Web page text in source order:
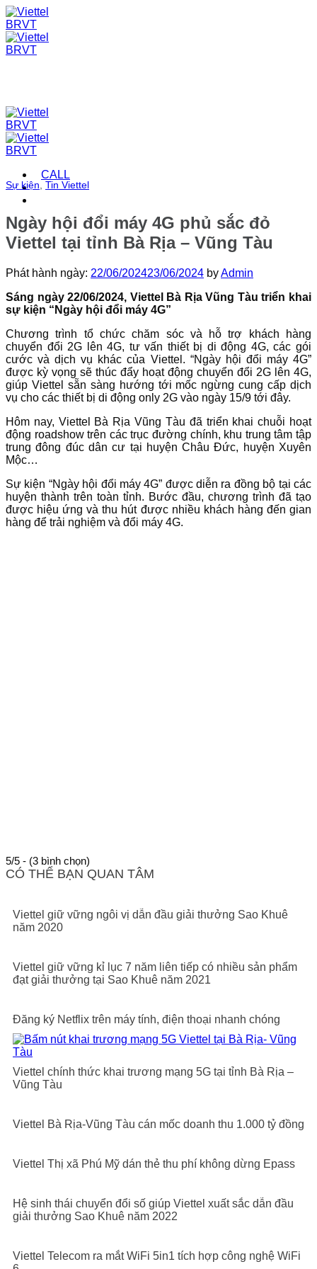
Skip
to
content
CALL
Sự kiện Tin Viettel
Ngày hội đổi máy 4G phủ sắc đỏ
Viettel tại tỉnh Bà Rịa – Vũng Tàu
Phát hành ngày: 22/06/202423/06/2024 byAdmin
Sáng ngày 22/06/2024, Viettel Bà Rịa Vũng Tàu triển khai
sự kiện “Ngày hội đổi máy 4G”
Chương trình tổ chức chăm sóc và hỗ trợ khách hàng
chuyển đổi 2G lên 4G, tư vấn thiết bị di động 4G, các gói
cước và dịch vụ khác của Viettel. “Ngày hội đổi máy 4G”
được kỳ vọng sẽ thúc đẩy hoạt động chuyển đổi 2G lên 4G,
giúp Viettel sẵn sàng hướng tới mốc ngừng cung cấp dịch
vụ cho các thiết bị di động only 2G vào ngày 15/9 tới đây.
Hôm nay, Viettel Bà Rịa Vũng Tàu đã triển khai chuỗi hoạt
động roadshow trên các trục đường chính, khu trung tâm tập
trung đông đúc dân cư tại huyện Châu Đức, huyện Xuyên
Mộc…
Sự kiện “Ngày hội đổi máy 4G” được diễn ra đồng bộ tại các
huyện thành trên toàn tỉnh. Bước đầu, chương trình đã tạo
được hiệu ứng và thu hút được nhiều khách hàng đến gian
hàng để trải nghiệm và đổi máy 4G.
5/5 - (3 bình chọn)
CÓ THỂ BẠN QUAN TÂM
Viettel giữ vững ngôi vị dẫn đầu giải thưởng Sao Khuê
năm 2020
Viettel giữ vững kỉ lục 7 năm liên tiếp có nhiều sản phẩm
đạt giải thưởng tại Sao Khuê năm 2021
Đăng ký Netflix trên máy tính, điện thoại nhanh chóng
Viettel chính thức khai trương mạng 5G tại tỉnh Bà Rịa –
Vũng Tàu
Viettel Bà Rịa-Vũng Tàu cán mốc doanh thu 1.000 tỷ đồng
Viettel Thị xã Phú Mỹ dán thẻ thu phí không dừng Epass
Hệ sinh thái chuyển đổi số giúp Viettel xuất sắc dẫn đầu
giải thưởng Sao Khuê năm 2022
Viettel Telecom ra mắt WiFi 5in1 tích hợp công nghệ WiFi